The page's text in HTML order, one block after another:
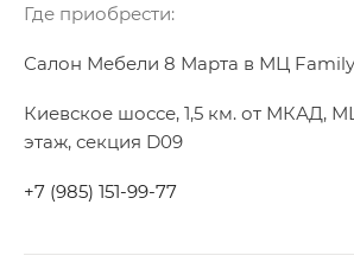
Где приобрести:
Салон Мебели 8 Марта в МЦ
Киевское шоссе, 1,5 км. от МКАД,
этаж, секция D09
+7 (985) 151-99-77